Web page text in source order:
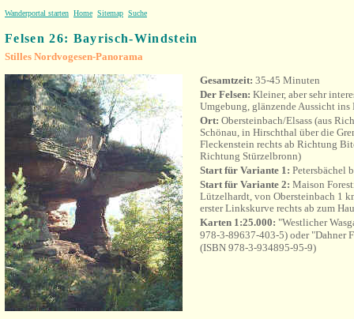
Wanderportal starten Home Sitemap Suche
Felsen 26: Bayrisch-Windstein
Stilles Nordvogesen-Panorama
Gesamtzeit: 35-45 Minuten
Der Felsen: Kleiner, aber sehr
Umgebung, glänzende Aussicht ins
Ort: Obersteinbach/Elsass (aus
Schönau, in Hirschthal über die
Fleckenstein rechts ab Richtung
Richtung Stürzelbronn)
Start für Variante 1: Petersbächel
Start für Variante 2: Maison
Lützelhardt, von Obersteinbach 1
erster Linkskurve rechts ab zum
Karten 1:25.000: "Westlicher
978-3-89637-403-5) oder "Dahner
(ISBN 978-3-934895-95-9)